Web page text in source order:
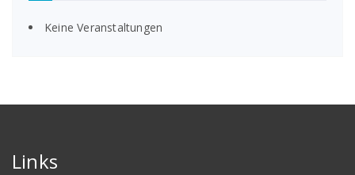
Keine Veranstaltungen
Links